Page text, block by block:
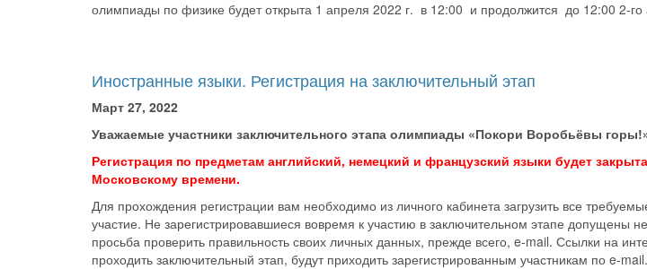
олимпиады по физике будет открыта 1 апреля 2022 г. в 12:00 и продолжится до 12:00 2-го
Иностранные языки. Регистрация на заключительный этап
Март 27, 2022
Уважаемые участники заключительного этапа олимпиады «Покори Воробьёвы
Регистрация по предметам английский, немецкий и французский языки будет
Московскому времени.
Для прохождения регистрации вам необходимо из личного кабинета загрузить все
участие. Не зарегистрировавшиеся вовремя к участию в заключительном этапе допущены
просьба проверить правильность своих личных данных, прежде всего, e-mail. Ссылки на
проходить заключительный этап, будут приходить зарегистрированным участникам по e-mail.